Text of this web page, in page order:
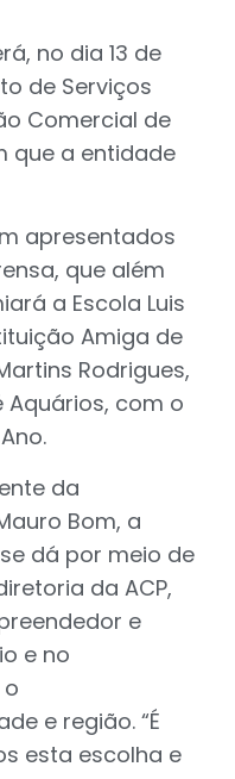
no dia 13 de
de Serviços
Comercial de
que a entidade
apresentados
que além
a Escola Luis
Amiga de
Rodrigues,
com o
da
Bom, a
dá por meio de
da ACP,
e
e no
e região. “É
esta escolha e